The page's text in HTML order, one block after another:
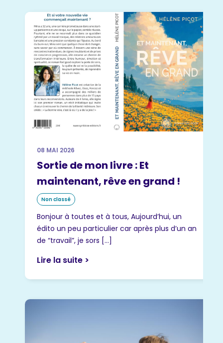
08 MAI 2026
Sortie de mon livre : Et
maintenant, rêve en grand !
Non classé
Bonjour à toutes et à tous, Aujourd’hui, un
édito un peu particulier car après plus d’un an
de “travail”, je sors […]
Lire la suite >